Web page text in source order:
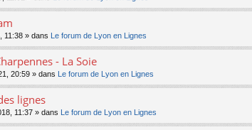
11:38 » dans Le forum de Lyon en Lignes
- La Soie
20:59 » dans Le forum de Lyon en Lignes
lignes
11:37 » dans Le forum de Lyon en Lignes